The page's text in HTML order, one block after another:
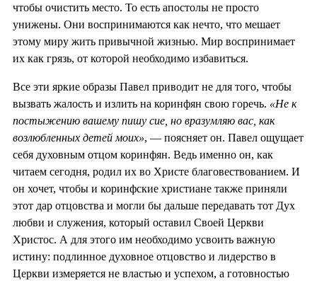
чтобы очистить место. То есть апостолы не просто
унижены. Они воспринимаются как нечто, что мешает
этому миру жить привычной жизнью. Мир воспринимает
их как грязь, от которой необходимо избавиться.
Все эти яркие образы Павел приводит не для того, чтобы
вызвать жалость и излить на коринфян свою горечь. «Не к
постыжению вашему пишу сие, но вразумляю вас, как
возлюбленных детей моих», — поясняет он. Павел ощущает
себя духовным отцом коринфян. Ведь именно он, как
читаем сегодня, родил их во Христе благовествованием. И
он хочет, чтобы и коринфские христиане также приняли
этот дар отцовства и могли бы дальше передавать тот Дух
любви и служения, который оставил Своей Церкви
Христос. А для этого им необходимо усвоить важную
истину: подлинное духовное отцовство и лидерство в
Церкви измеряется не властью и успехом, а готовностью